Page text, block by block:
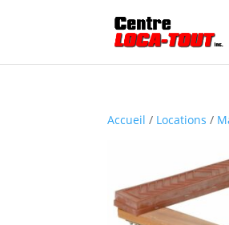
Accueil / Locations /